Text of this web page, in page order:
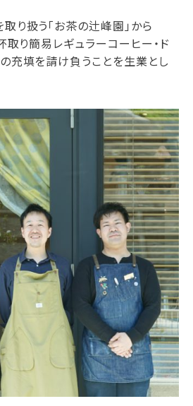
り扱う「お茶の辻峰園」から
り簡易レギュラーコーヒー・ド
充填を請け負うことを生業とし